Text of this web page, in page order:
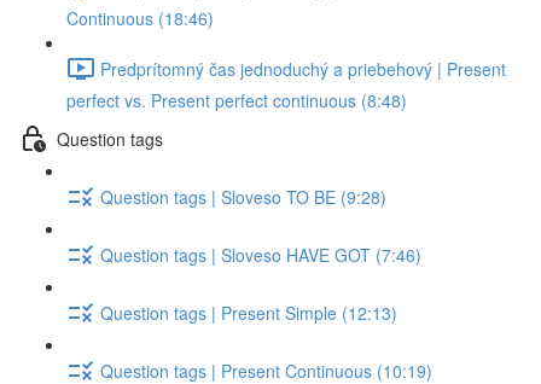
Continuous (18:46)
Predprítomný čas jednoduchý a priebehový | Present
perfect vs. Present perfect continuous (8:48)
Question tags
Question tags | Sloveso TO BE (9:28)
Question tags | Sloveso HAVE GOT (7:46)
Question tags | Present Simple (12:13)
Question tags | Present Continuous (10:19)